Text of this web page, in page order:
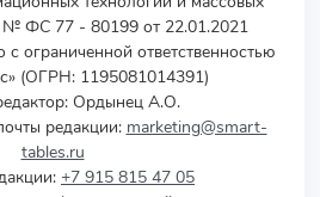
ФС 77 - 80199 от 22.01.2021
с ограниченной ответственностью
(ОГРН: 1195081014391)
Ордынец А.О.
редакции: marketing@smart-
tables.ru
+7 915 815 47 05